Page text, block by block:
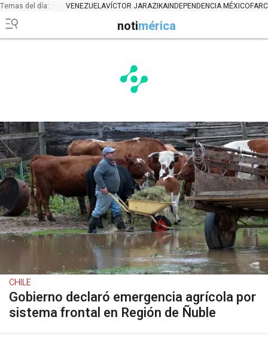
Temas del día: VENEZUELAVÍCTOR JARAZIKAINDEPENDENCIA MÉXICOFARC
notimérica
CHILE
Gobierno declaró emergencia agrícola por
sistema frontal en Región de Ñuble